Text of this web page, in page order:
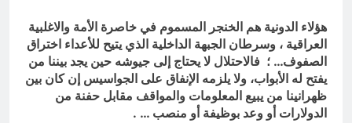
هؤلاء الدونية هم الخنجر المسموم في خاصرة الأمة والاغلبية
العراقية ، وسرطان الجبهة الداخلية الذي يتيح للأعداء اختراق
الصفوف… ؛ فالاحتلال لا يحتاج إلى جيوشه حين يجد بيننا من
يفتح له الأبواب، ولا يلزمه الإنفاق على الجواسيس إن كان بين
ظهرانينا من يبيع المعلومات والمواقف مقابل حفنة من
الدولارات أو وعد بوظيفة أو منصب … .